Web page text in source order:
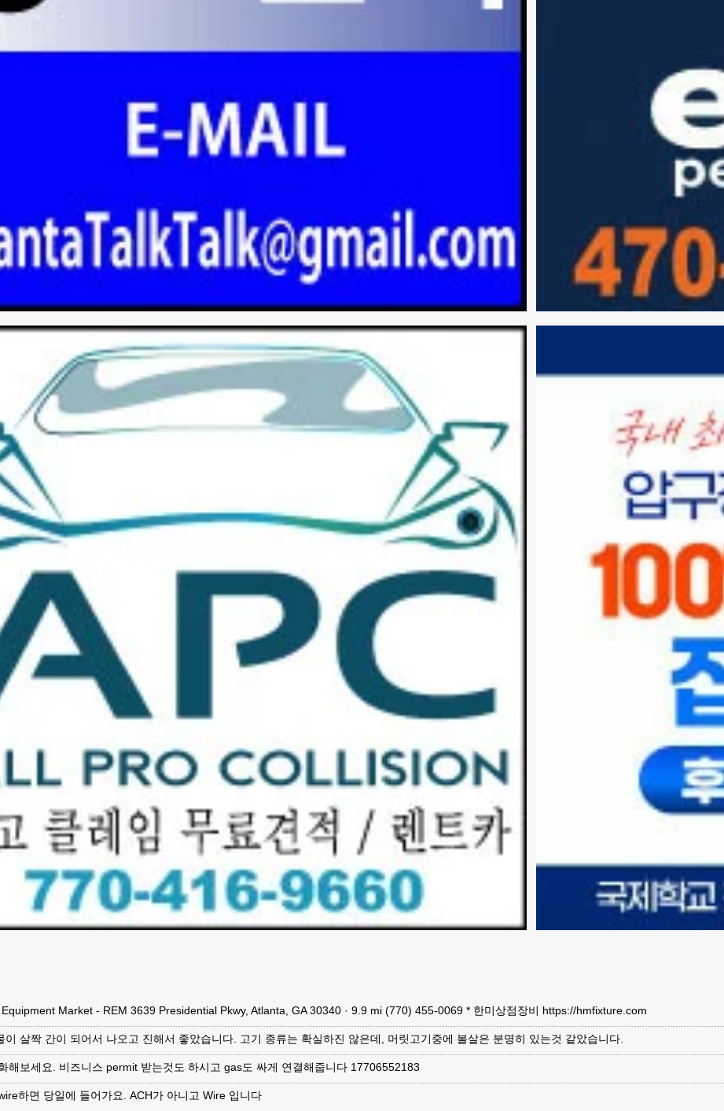
함. $1150
)
합니다.
| $950/mo
| $950/mo
Market - REM 3639 Presidential Pkwy, Atlanta, GA 30340 · 9.9 mi (770) 455-0069 * 한미상점장비 https://hmfixture.com
이 살짝 간이 되어서 나오고 진해서 좋았습니다. 고기 종류는 확실하진 않은데, 머릿고기중에 볼살은 분명히 있는것 같았습니다.
해보세요. 비즈니스 permit 받는것도 하시고 gas도 싸게 연결해줍니다 17706552183
하면 당일에 들어가요. ACH가 아니고 Wire 입니다